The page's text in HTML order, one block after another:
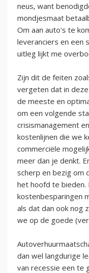
neus, want
mondjesmaat
Om aan auto's te
leveranciers en een
uitleg lijkt me
Zijn dit de feiten
vergeten dat in
de meeste en
om een volgende
crisismanagement
kostenlijnen die we
commerciële
meer dan je denkt.
scherp en bezig om
het hoofd te bieden.
kostenbesparingen
als dat dan ook nog
we op de goede
dan wel langdurige
van recessie een te